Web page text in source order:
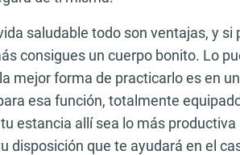
saludable todo son ventajas, y si
consigues un cuerpo bonito. Lo
mejor forma de practicarlo es en
esa función, totalmente
estancia allí sea lo más
disposición que te ayudará en el